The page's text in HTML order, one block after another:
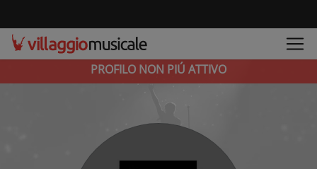
PROFILO NON PIÚ ATTIVO